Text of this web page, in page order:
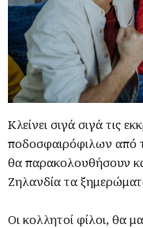
Κλείνει σιγά σιγά τις
ποδοσφαιρόφιλων από
θα παρακολουθήσουν
Ζηλανδία τα
Οι κολλητοί φίλοι, θα